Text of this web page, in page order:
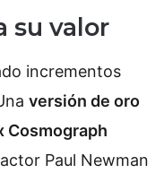
su valor
incrementos
versión de oro
Cosmograph
Paul Newman